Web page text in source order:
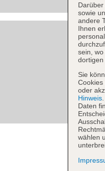
sowie
andere
Ihnen
sein,
dortigen
Sie
Cookies
oder
Hinweis
Daten
wählen